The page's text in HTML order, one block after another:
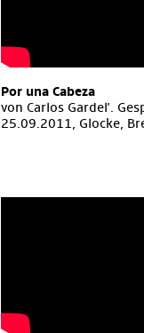
Por una Cabeza
von Carlos Gardel'.
25.09.2011, Glocke,